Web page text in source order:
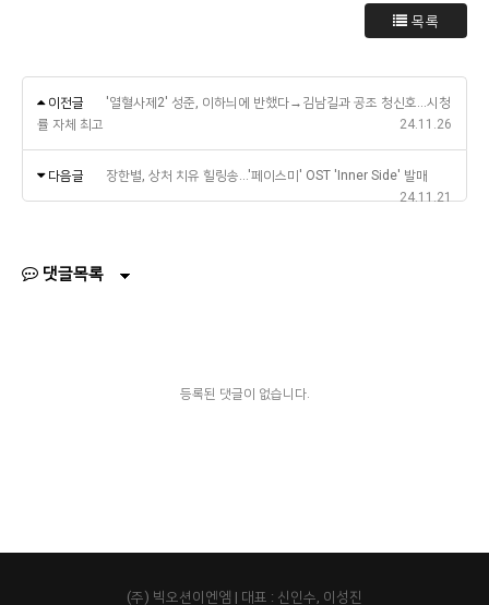
목록
이전글
'열혈사제2' 성준, 이하늬에 반했다→김남길과 공조 청신호…시청
률 자체 최고
24.11.26
다음글
장한별, 상처 치유 힐링송…'페이스미' OST 'Inner Side' 발매
24.11.21
댓글목록
등록된 댓글이 없습니다.
(주) 빅오션이엔엠 | 대표 : 신인수, 이성진